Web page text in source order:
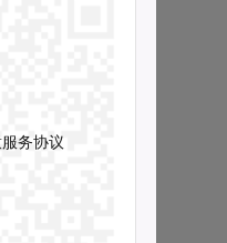
务协议